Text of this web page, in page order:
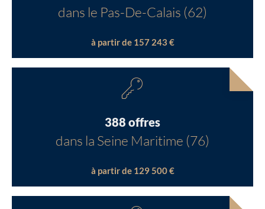
dans le Pas-De-Calais (62)
à partir de 157 243 €
388 offres
dans la Seine Maritime (76)
à partir de 129 500 €